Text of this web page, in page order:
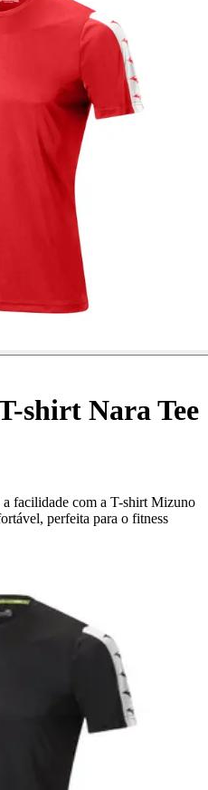
shirt Nara Tee
facilidade com a T-shirt Mizuno
perfeita para o fitness